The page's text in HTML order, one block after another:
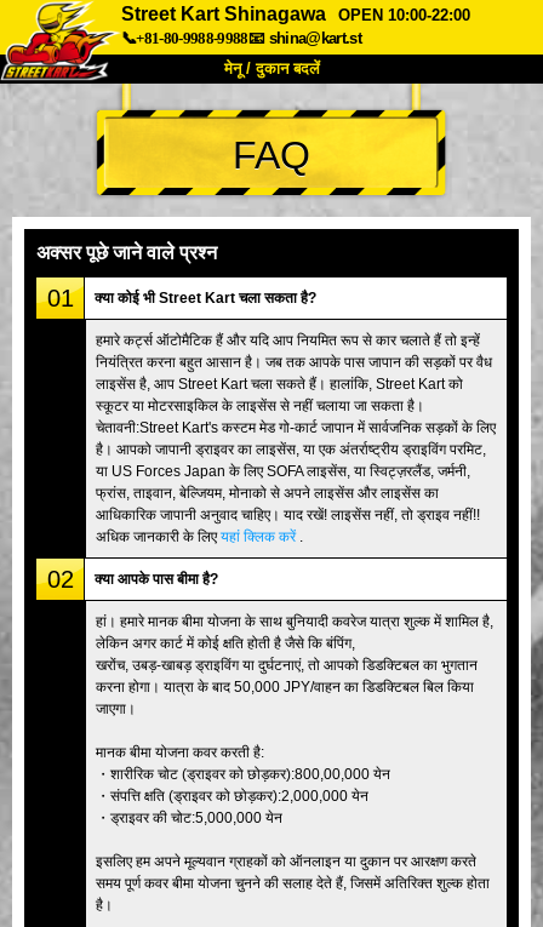
Street Kart Shinagawa
OPEN 10:00-22:00
📞+81-80-9988-9988📧 shina@kart.st
मेनू / दुकान बदलें
TOP
हमारे बारे में विशेषताएँ कीमत
कंपनी
शाखा बदलें
टोक्यो शिनागावा #1 टोक्यो अकीहबारा#1
टोक्यो अकीहबारा#2 टोक्यो शिबुया
टोक्यो शिबुया एनेक्स टोक्यो बे
टोक्यो असाकुसा ओसाका
ओकिनावा
FAQ
अक्सर पूछे जाने वाले प्रश्न
01 क्या कोई भी Street Kart चला सकता है?
हमारे कर्ट्स ऑटोमैटिक हैं और यदि आप नियमित रूप से कार चलाते हैं तो इन्हें
नियंत्रित करना बहुत आसान है। जब तक आपके पास जापान की सड़कों पर वैध
लाइसेंस है, आप Street Kart चला सकते हैं। हालांकि, Street Kart को
स्कूटर या मोटरसाइकिल के लाइसेंस से नहीं चलाया जा सकता है।
चेतावनी:Street Kart's कस्टम मेड गो-कार्ट जापान में सार्वजनिक सड़कों के लिए
है। आपको जापानी ड्राइवर का लाइसेंस, या एक अंतर्राष्ट्रीय ड्राइविंग परमिट,
या US Forces Japan के लिए SOFA लाइसेंस, या स्विट्ज़रलैंड, जर्मनी,
फ्रांस, ताइवान, बेल्जियम, मोनाको से अपने लाइसेंस और लाइसेंस का
आधिकारिक जापानी अनुवाद चाहिए। याद रखें! लाइसेंस नहीं, तो ड्राइव नहीं!!
अधिक जानकारी के लिएयहां क्लिक करें.
02 क्या आपके पास बीमा है?
हां। हमारे मानक बीमा योजना के साथ बुनियादी कवरेज यात्रा शुल्क में शामिल है,
लेकिन अगर कार्ट में कोई क्षति होती है जैसे कि बंपिंग,
खरोंच, उबड़-खाबड़ ड्राइविंग या दुर्घटनाएं, तो आपको डिडक्टिबल का भुगतान
करना होगा। यात्रा के बाद 50,000 JPY/वाहन का डिडक्टिबल बिल किया
जाएगा।
मानक बीमा योजना कवर करती है:
・शारीरिक चोट (ड्राइवर को छोड़कर):800,00,000 येन
・संपत्ति क्षति (ड्राइवर को छोड़कर):2,000,000 येन
・ड्राइवर की चोट:5,000,000 येन
इसलिए हम अपने मूल्यवान ग्राहकों को ऑनलाइन या दुकान पर आरक्षण करते
समय पूर्ण कवर बीमा योजना चुनने की सलाह देते हैं, जिसमें अतिरिक्त शुल्क होता
है।